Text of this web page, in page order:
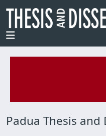
Padua Thesis